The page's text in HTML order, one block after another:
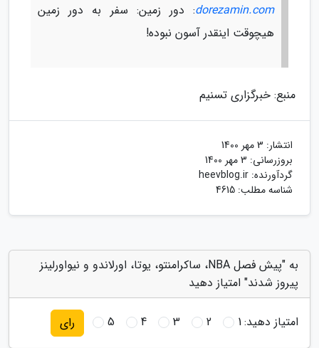
dorezamin.com: دور زمین: سفر به دور زمین
هیچوقت اینقدر آسون نبوده!
منبع: خبرگزاری تسنیم
انتشار: 3 مهر 1400
بروزرسانی: 3 مهر 1400
گردآورنده: heevblog.ir
شناسه مطلب: 4615
به "پیش فصل NBA، ساکرامنتو، یوتا، اورلاندو و نیواورلینز
پیروز شدند" امتیاز دهید
امتیاز دهید:1
2
3
4
5 رای